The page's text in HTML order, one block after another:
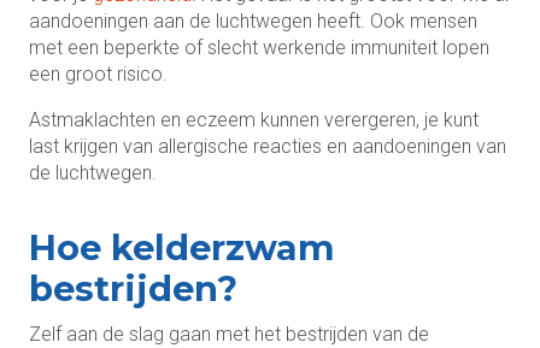
aandoeningen aan de luchtwegen heeft. Ook mensen
met een beperkte of slecht werkende immuniteit lopen
een groot risico.
Astmaklachten en eczeem kunnen verergeren, je kunt
last krijgen van allergische reacties en aandoeningen van
de luchtwegen.
Hoe kelderzwam
bestrijden?
Zelf aan de slag gaan met het bestrijden van de